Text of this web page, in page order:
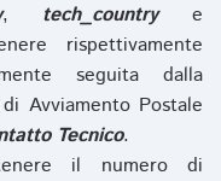
, tech_countrye
rispettivamente
seguita dalla
Avviamento Postale
Tecnico.
il numero di